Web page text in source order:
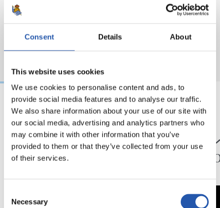
Consent Details About
This website uses cookies
We use cookies to personalise content and ads, to
provide social media features and to analyse our traffic.
We also share information about your use of our site with
our social media, advertising and analytics partners who
may combine it with other information that you’ve
provided to them or that they’ve collected from your use
of their services.
Selection
Necessary
24/07/2026
ペッレグリーノ・マ
タラッツォ監督の一
23/07/2026
ジョ
ン、